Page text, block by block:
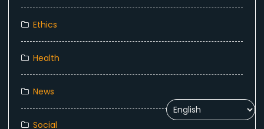
Ethics
Health
News
Social